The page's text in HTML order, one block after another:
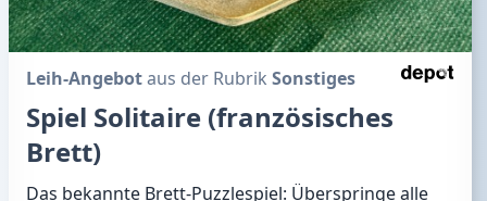
Leih-Angebotaus der Rubrik Sonstiges
Spiel Solitaire (französisches
Brett)
Das bekannte Brett-Puzzlespiel: Überspringe alle